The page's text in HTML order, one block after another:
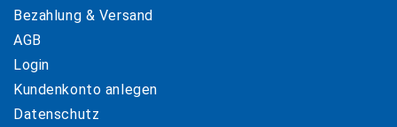
Bezahlung & Versand
AGB
Login
Kundenkonto anlegen
Datenschutz